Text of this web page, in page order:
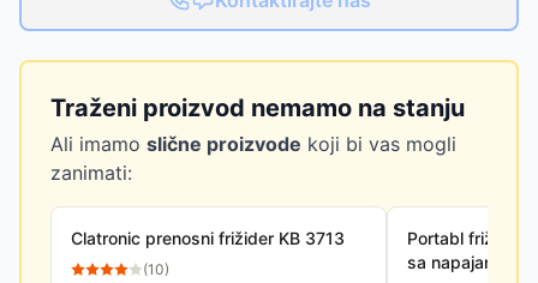
Traženi proizvod nemamo na stanju
Ali imamo slične proizvode koji bi vas mogli
zanimati:
Clatronic prenosni frižider KB 3713
(10)
Portabl frižider
sa napajanjem